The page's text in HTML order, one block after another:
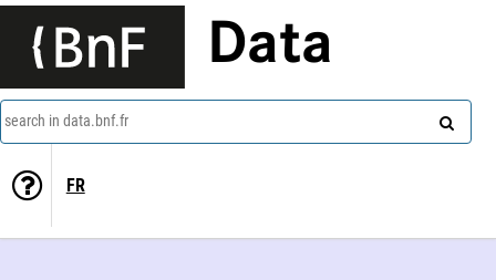
Data
search in data.bnf.fr
FR